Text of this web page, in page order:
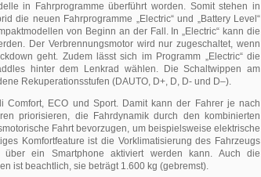
in Fahrprogramme überführt worden. Somit stehen in
die neuen Fahrprogramme „Electric“ und „Battery Level“
von Beginn an der Fall. In „Electric“ kann die
Der Verbrennungsmotor wird nur zugeschaltet, wenn
geht. Zudem lässt sich im Programm „Electric“ die
hinter dem Lenkrad wählen. Die Schaltwippen am
Rekuperationsstufen (DAUTO, D+, D, D- und D–).
Comfort, ECO und Sport. Damit kann der Fahrer je nach
priorisieren, die Fahrdynamik durch den kombinierten
Fahrt bevorzugen, um beispielsweise elektrische
Komfortfeature ist die Vorklimatisierung des Fahrzeugs
ein Smartphone aktiviert werden kann. Auch die
ist beachtlich, sie beträgt 1.600 kg (gebremst).